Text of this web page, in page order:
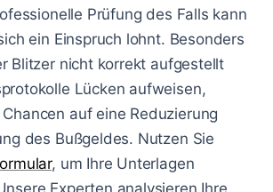
Prüfung des Falls kann
ein Einspruch lohnt. Besonders
Blitzer nicht korrekt aufgestellt
Lücken aufweisen,
auf eine Reduzierung
des Bußgeldes. Nutzen Sie
, um Ihre Unterlagen